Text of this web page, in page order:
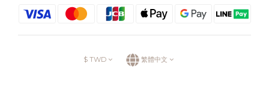
$ TWD 繁體中文